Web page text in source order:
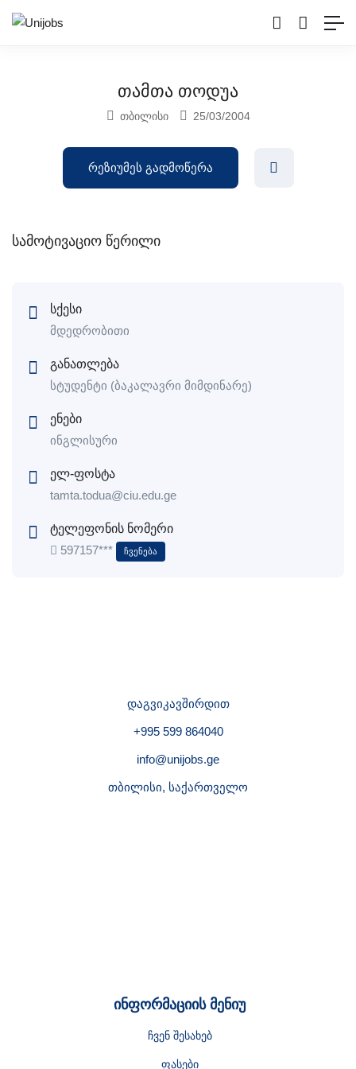
თამთა თოდუა
თბილისი 25/03/2004
რეზიუმეს გადმოწერა
სამოტივაციო წერილი
სქესი
მდედრობითი
განათლება
სტუდენტი (ბაკალავრი მიმდინარე)
ენები
ინგლისური
ელ-ფოსტა
tamta.todua@ciu.edu.ge
ტელეფონის ნომერი
597157***
Ჩვენება
დაგვიკავშირდით
+995 599 864040
info@unijobs.ge
თბილისი, საქართველო
ინფორმაციის მენიუ
ჩვენ შესახებ
ფასები